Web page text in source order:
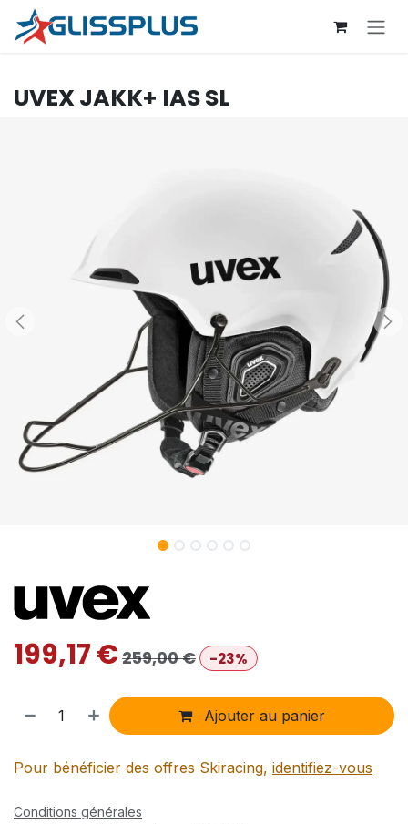
Se rendre au contenu
UVEXJAKK+ IAS SL
199,17€259,00€ -23%
Ajouter au panier
Pour bénéficier des offres Skiracing, identifiez-vous
Conditions générales